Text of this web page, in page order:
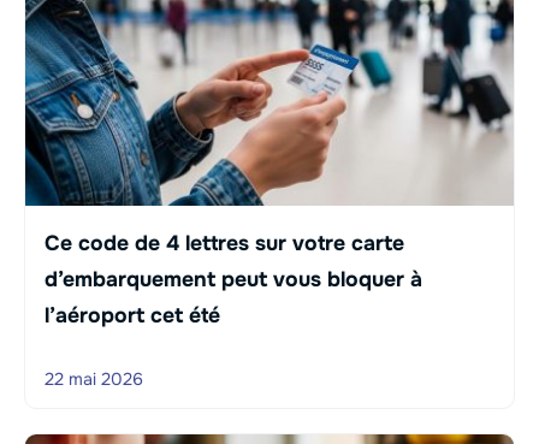
Ce code de 4 lettres sur votre carte
d’embarquement peut vous bloquer à
l’aéroport cet été
22 mai 2026